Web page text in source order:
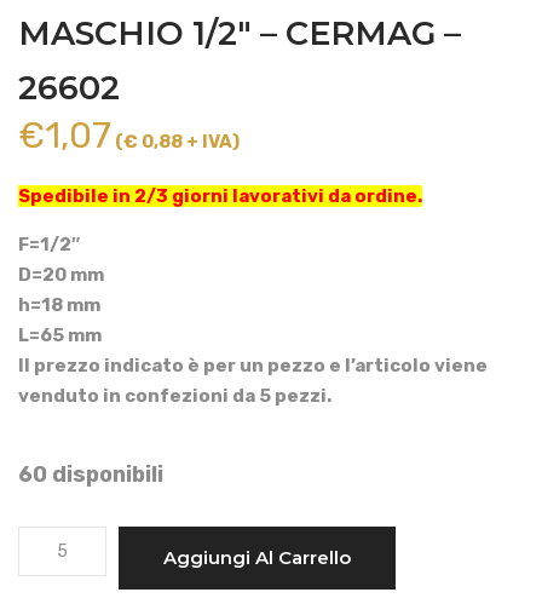
MASCHIO 1/2″ – CERMAG –
26602
€1,07 (€ 0,88 + IVA)
Spedibile in 2/3 giorni lavorativi da ordine.
F=1/2″
D=20 mm
h=18 mm
L=65 mm
Il prezzo indicato è per un pezzo e l’articolo viene
venduto in confezioni da 5 pezzi.
60 disponibili
RACCORDO
PORTAGOMMA
Aggiungi Al Carrello